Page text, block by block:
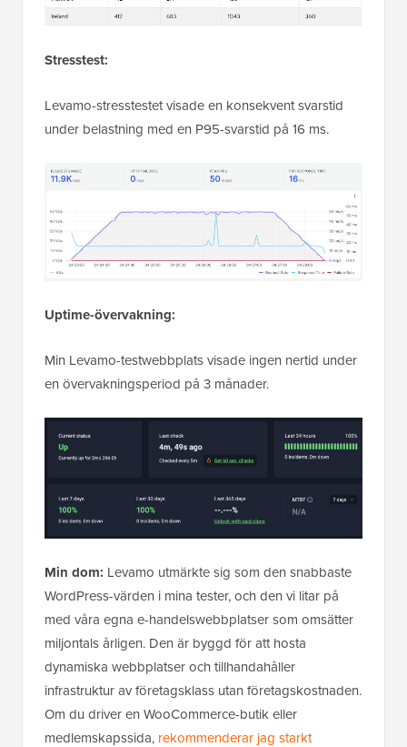
Stresstest:
Levamo-stresstestet visade en konsekvent svarstid
under belastning med en P95-svarstid på 16 ms.
Uptime-övervakning:
Min Levamo-testwebbplats visade ingen nertid under
en övervakningsperiod på 3 månader.
Min dom: Levamo utmärkte sig som den snabbaste
WordPress-värden i mina tester, och den vi litar på
med våra egna e-handelswebbplatser som omsätter
miljontals årligen. Den är byggd för att hosta
dynamiska webbplatser och tillhandahåller
infrastruktur av företagsklass utan företagskostnaden.
Om du driver en WooCommerce-butik eller
medlemskapssida, rekommenderar jag starkt